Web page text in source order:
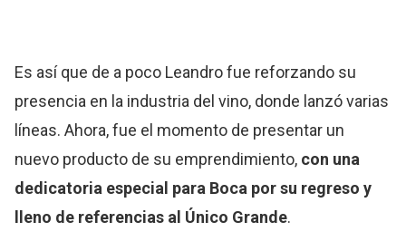
Es así que de a poco Leandro fue reforzando su
presencia en la industria del vino, donde lanzó varias
líneas. Ahora, fue el momento de presentar un
nuevo producto de su emprendimiento, con una
dedicatoria especial para Boca por su regreso y
lleno de referencias al Único Grande.